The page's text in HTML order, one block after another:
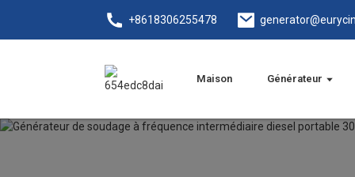
+8618306255478
Maison Générateur